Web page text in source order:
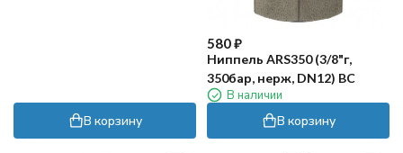
В корзину
580₽
Ниппель ARS350 (3/8"г,
350бар, нерж, DN12) BC
В наличии
В корзину